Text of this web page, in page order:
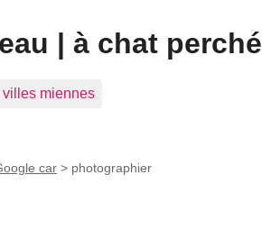
| à chat perché
villes miennes
car > photographier